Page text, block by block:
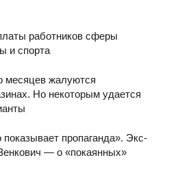
работников сферы
и спорта
месяцев жалуются
Но некоторым удается
показывает пропаганда». Экс-
— о «покаянных»